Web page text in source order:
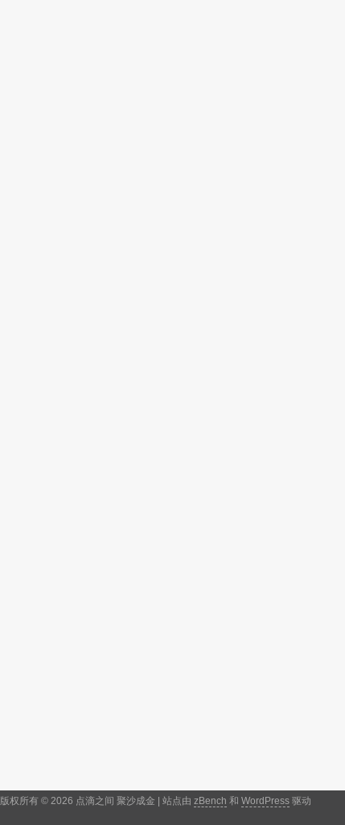
版权所有 © 2026 点滴之间 聚沙成金 | 站点由 zBench 和 WordPress 驱动